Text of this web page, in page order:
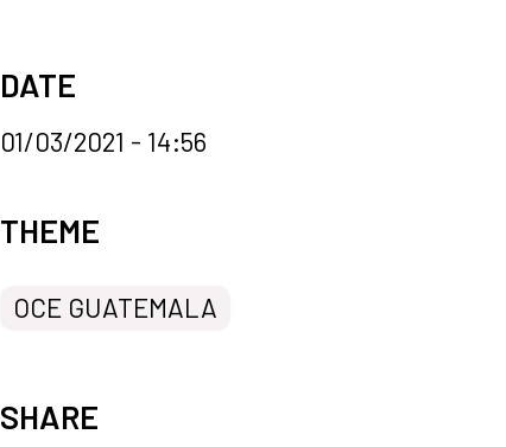
DATE
01/03/2021 - 14:56
News categories
THEME
OCE GUATEMALA
SHARE